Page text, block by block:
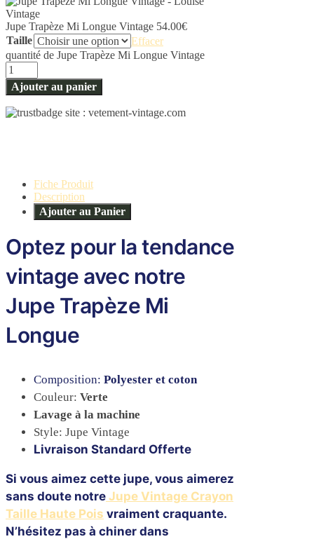
Jupe Trapèze Mi Longue Vintage 54.00€
Taille
Effacer
quantité de Jupe Trapèze Mi Longue Vintage
Ajouter au panier
Fiche Produit
Description
Ajouter au Panier
Optez pour la tendance
vintage avec notre
Jupe Trapèze Mi
Longue
Composition: Polyester et coton
Couleur: Verte
Lavage à la machine
Style: Jupe Vintage
Livraison Standard Offerte
Si vous aimez cette jupe, vous aimerez
sans doute notre Jupe Vintage Crayon
Taille Haute Pois vraiment craquante.
N’hésitez pas à chiner dans